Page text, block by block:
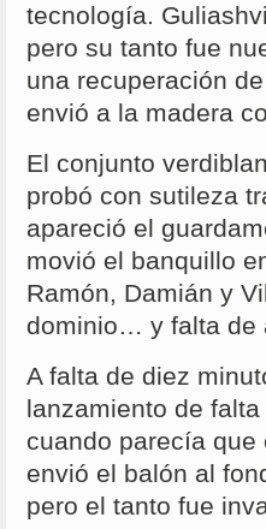
tecnología.
pero su tanto fue
una recuperación
envió a la madera
El conjunto
probó con sutileza
apareció el
movió el banquillo
Ramón, Damián y
dominio… y falta de
A falta de diez
lanzamiento de
cuando parecía
envió el balón al
pero el tanto fue